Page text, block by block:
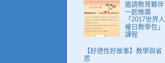
邀請教育夥伴
一起推廣
「2017世界人
權日教學包」
課程
【好德性好故事】教學與省
思